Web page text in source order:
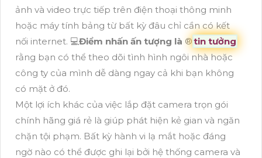
ảnh và video trực tiếp trên điện thoại thông minh
hoặc máy tính bảng từ bất kỳ đâu chỉ cần có kết
nối internet. 💻Điểm nhấn ấn tượng là ®️tin tưởng
rằng bạn có thể theo dõi tình hình ngôi nhà hoặc
công ty của mình dễ dàng ngay cả khi bạn không
có mặt ở đó.
Một lợi ích khác của việc lắp đặt camera trọn gói
chính hãng giá rẻ là giúp phát hiện kẻ gian và ngăn
chặn tội phạm. Bất kỳ hành vi lạ mắt hoặc đáng
ngờ nào có thể được ghi lại bởi hệ thống camera và